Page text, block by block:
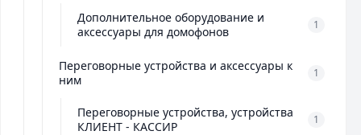
Дополнительное оборудование и
аксессуары для домофонов
1
Переговорные устройства и аксессуары к
ним
1
Переговорные устройства, устройства
КЛИЕНТ - КАССИР
1